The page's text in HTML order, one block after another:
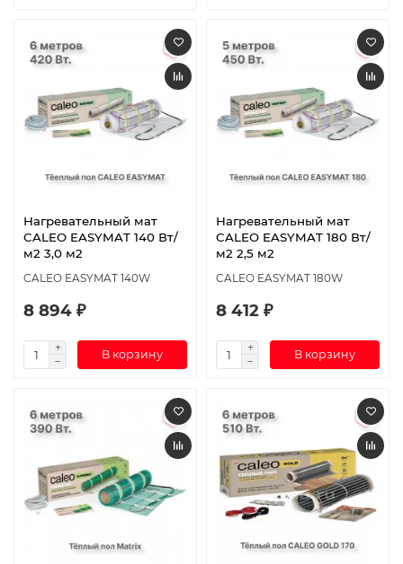
Нагревательный мат
CALEO EASYMAT 140 Вт/
м2 3,0 м2
CALEO EASYMAT 140W
8 894 ₽
В корзину
Нагревательный мат
CALEO EASYMAT 180 Вт/
м2 2,5 м2
CALEO EASYMAT 180W
8 412 ₽
В корзину